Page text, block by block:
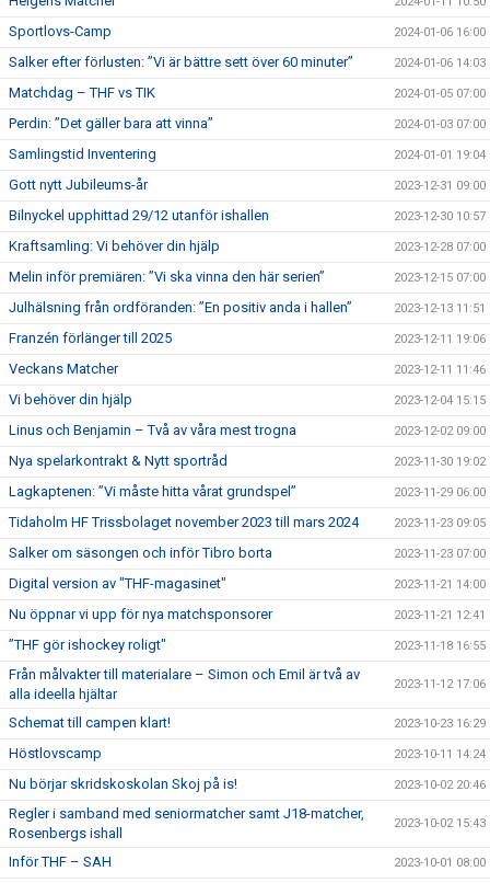
Sportlovs-Camp 2024-01-06 16:00
Salker efter förlusten: ”Vi är bättre sett över 60 minuter” 2024-01-06 14:03
Matchdag – THF vs TIK 2024-01-05 07:00
Perdin: ”Det gäller bara att vinna” 2024-01-03 07:00
Samlingstid Inventering 2024-01-01 19:04
Gott nytt Jubileums-år 2023-12-31 09:00
Bilnyckel upphittad 29/12 utanför ishallen 2023-12-30 10:57
Kraftsamling: Vi behöver din hjälp 2023-12-28 07:00
Melin inför premiären: ”Vi ska vinna den här serien” 2023-12-15 07:00
Julhälsning från ordföranden: ”En positiv anda i hallen” 2023-12-13 11:51
Franzén förlänger till 2025 2023-12-11 19:06
Veckans Matcher 2023-12-11 11:46
Vi behöver din hjälp 2023-12-04 15:15
Linus och Benjamin – Två av våra mest trogna 2023-12-02 09:00
Nya spelarkontrakt & Nytt sportråd 2023-11-30 19:02
Lagkaptenen: ”Vi måste hitta vårat grundspel” 2023-11-29 06:00
Tidaholm HF Trissbolaget november 2023 till mars 2024 2023-11-23 09:05
Salker om säsongen och inför Tibro borta 2023-11-23 07:00
Digital version av "THF-magasinet" 2023-11-21 14:00
Nu öppnar vi upp för nya matchsponsorer 2023-11-21 12:41
”THF gör ishockey roligt" 2023-11-18 16:55
Från målvakter till materialare – Simon och Emil är två av
alla ideella hjältar
2023-11-12 17:06
Schemat till campen klart! 2023-10-23 16:29
Höstlovscamp 2023-10-11 14:24
Nu börjar skridskoskolan Skoj på is! 2023-10-02 20:46
Regler i samband med seniormatcher samt J18-matcher,
Rosenbergs ishall
2023-10-02 15:43
Inför THF – SAH 2023-10-01 08:00